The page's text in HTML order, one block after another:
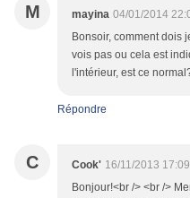
M mayina 04/01/2014
Bonsoir, comment dois
vois pas ou cela est
l'intérieur, est ce
Répondre
C Cook' 16/11/2013 17:09
Bonjour!<br /> <br />